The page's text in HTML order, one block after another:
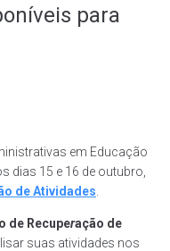
para
em Educação
dias 15 e 16 de outubro,
de Atividades.
de Recuperação de
suas atividades nos